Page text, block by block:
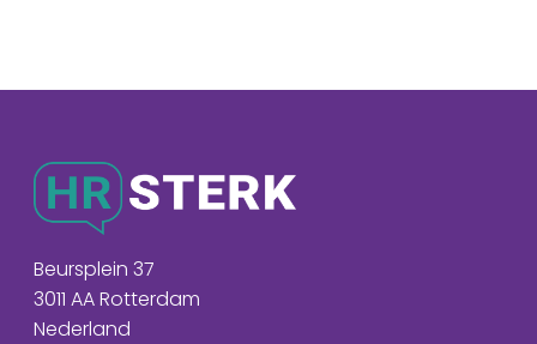
Beursplein 37
3011 AA Rotterdam
Nederland